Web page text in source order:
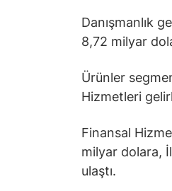
Danışmanlık
8,72 milyar
Ürünler
Hizmetleri
Finansal
milyar dolara,
ulaştı.